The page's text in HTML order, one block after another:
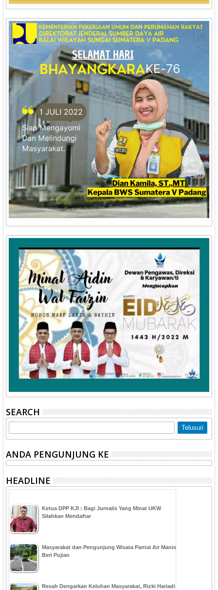
SEARCH
ANDA PENGUNJUNG KE
HEADLINE
Ketua DPP KJI : Bagi Jurnalis Yang Minat UKW
Silahkan Mendaftar
Masyarakat dan Pengunjung Wisata Pantai Air Manis
Beri Pujian
Resah Dengarkan Keluhan Masyarakat, Rizki Hariadi